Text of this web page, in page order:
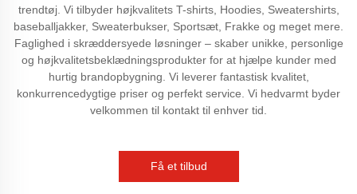
trendtøj. Vi tilbyder højkvalitets T-shirts, Hoodies, Sweatershirts,
baseballjakker, Sweaterbukser, Sportsæt, Frakke og meget mere.
Faglighed i skræddersyede løsninger – skaber unikke, personlige
og højkvalitetsbeklædningsprodukter for at hjælpe kunder med
hurtig brandopbygning. Vi leverer fantastisk kvalitet,
konkurrencedygtige priser og perfekt service. Vi hedvarmt byder
velkommen til kontakt til enhver tid.
Få et tilbud